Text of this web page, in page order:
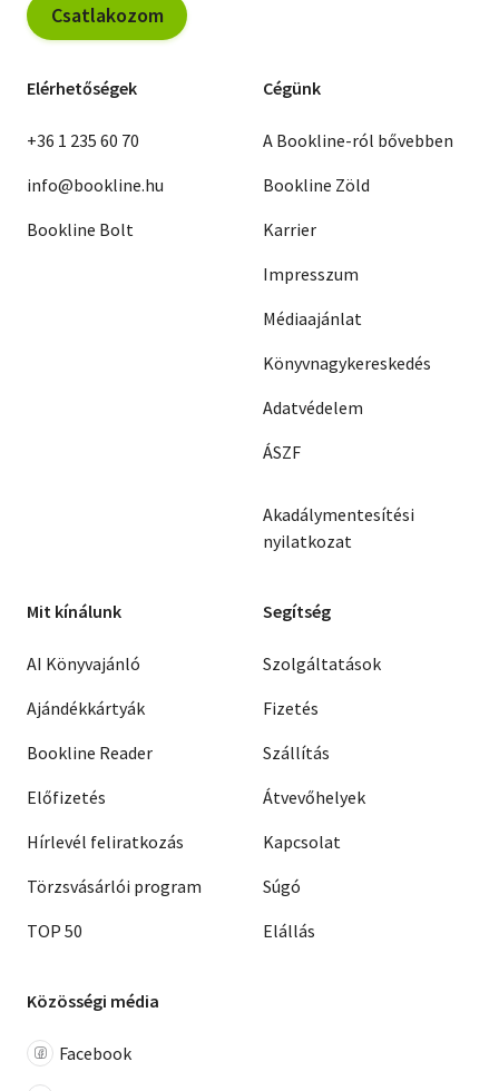
Csatlakozom
Elérhetőségek
+36 1 235 60 70
info@bookline.hu
Bookline Bolt
Cégünk
A Bookline-ról bővebben
Bookline Zöld
Karrier
Impresszum
Médiaajánlat
Könyvnagykereskedés
Adatvédelem
ÁSZF
Akadálymentesítési
nyilatkozat
Mit kínálunk
AI Könyvajánló
Ajándékkártyák
Bookline Reader
Előfizetés
Hírlevél feliratkozás
Törzsvásárlói program
TOP 50
Segítség
Szolgáltatások
Fizetés
Szállítás
Átvevőhelyek
Kapcsolat
Súgó
Elállás
Közösségi média
Facebook